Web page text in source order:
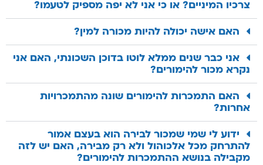
צרכיו המיניים? או כי אני לא יפה מספיק לטעמו?
האם אישה יכולה להיות מכורה למין?
אני כבר שנים ממלא לוטו בדוכן השכונתי, האם אני
נקרא מכור להימורים?
האם התמכרות להימורים שונה מהתמכרויות
אחרות?
ידוע לי שמי שמכור לבירה הוא בעצם אמור
להתרחק מכל אלכוהול ולא רק מבירה, האם יש לזה
מקבילה בנושא ההתמכרות להימורים?